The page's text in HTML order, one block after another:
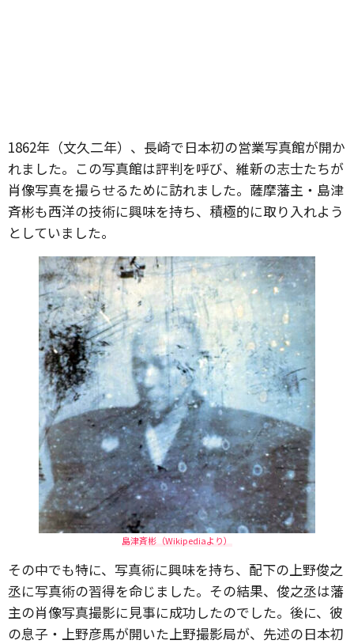
1862年（文久二年）、長崎で日本初の営業写真館が開か
れました。この写真館は評判を呼び、維新の志士たちが
肖像写真を撮らせるために訪れました。薩摩藩主・島津
斉彬も西洋の技術に興味を持ち、積極的に取り入れよう
としていました。
島津斉彬（Wikipediaより）
その中でも特に、写真術に興味を持ち、配下の上野俊之
丞に写真術の習得を命じました。その結果、俊之丞は藩
主の肖像写真撮影に見事に成功したのでした。後に、彼
の息子・上野彦馬が開いた上野撮影局が、先述の日本初